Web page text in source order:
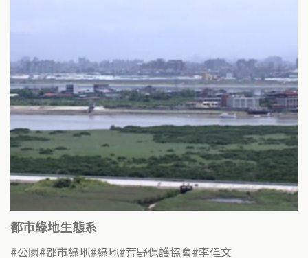
都市綠地生態系
公園 都市綠地 綠地 荒野保護協會 李偉文